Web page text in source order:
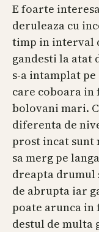
E foarte
deruleaza cu
timp in interval
gandesti la atat
s-a intamplat
care coboara
bolovani mari.
diferenta de
prost incat
sa merg pe
dreapta drumul
de abrupta iar
poate arunca in
destul de multa